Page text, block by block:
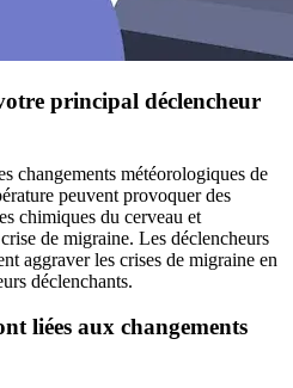
principal déclencheur
changements météorologiques de
peuvent provoquer des
chimiques du cerveau et
de migraine. Les déclencheurs
aggraver les crises de migraine en
déclenchants.
liées aux changements